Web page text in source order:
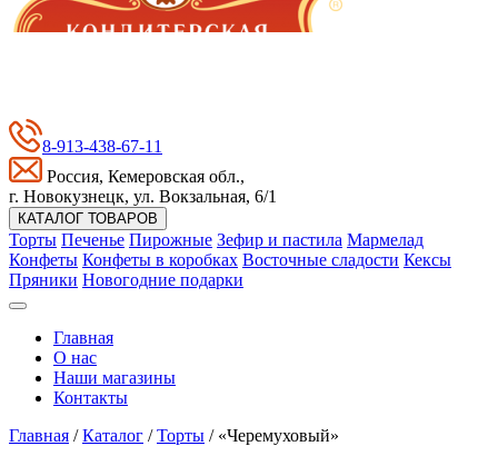
8-913-438-67-11
Россия, Кемеровская обл.,
г. Новокузнецк, ул. Вокзальная, 6/1
КАТАЛОГ ТОВАРОВ
Торты Печенье Пирожные Зефир и пастила Мармелад
Конфеты Конфеты в коробках Восточные сладости Кексы
Пряники Новогодние подарки
Главная
О нас
Наши магазины
Контакты
Главная /Каталог /Торты / «Черемуховый»